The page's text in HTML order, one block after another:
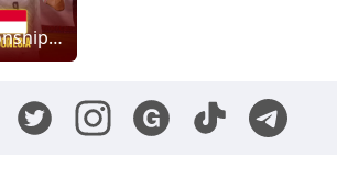
ASEAN Championship: Singapore – Indonesia (20:00 - 07/08/2026)